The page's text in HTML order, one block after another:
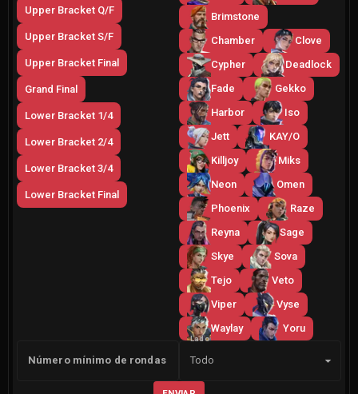
Upper Bracket Q/F
Upper Bracket S/F
Upper Bracket Final
Grand Final
Lower Bracket 1/4
Lower Bracket 2/4
Lower Bracket 3/4
Lower Bracket Final
Brimstone
Chamber
Clove
Cypher
Deadlock
Fade
Gekko
Harbor
Iso
Jett
KAY/O
Killjoy
Miks
Neon
Omen
Phoenix
Raze
Reyna
Sage
Skye
Sova
Tejo
Veto
Viper
Vyse
Waylay
Yoru
Número mínimo de rondas
Lado
Todo